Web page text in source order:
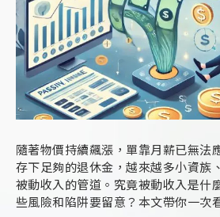
隨著物價持續飆漲，單靠月薪已無法
存下足夠的退休金，越來越多小資族
被動收入的管道。究竟被動收入是什
些風險和陷阱要留意？本文帶你一次